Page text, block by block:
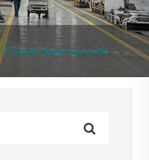
Traktori kuorma-auto